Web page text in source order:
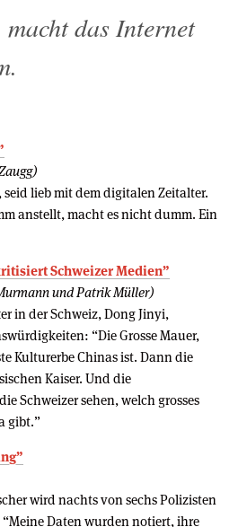
das Internet
seid lieb mit dem digitalen Zeitalter.
anstellt, macht es nicht dumm. Ein
Schweizer Medien”
und Patrik Müller)
in der Schweiz, Dong Jinyi,
“Die Grosse Mauer,
Kulturerbe Chinas ist. Dann die
Kaiser. Und die
Schweizer sehen, welch grosses
gibt.”
wird nachts von sechs Polizisten
Daten wurden notiert, ihre